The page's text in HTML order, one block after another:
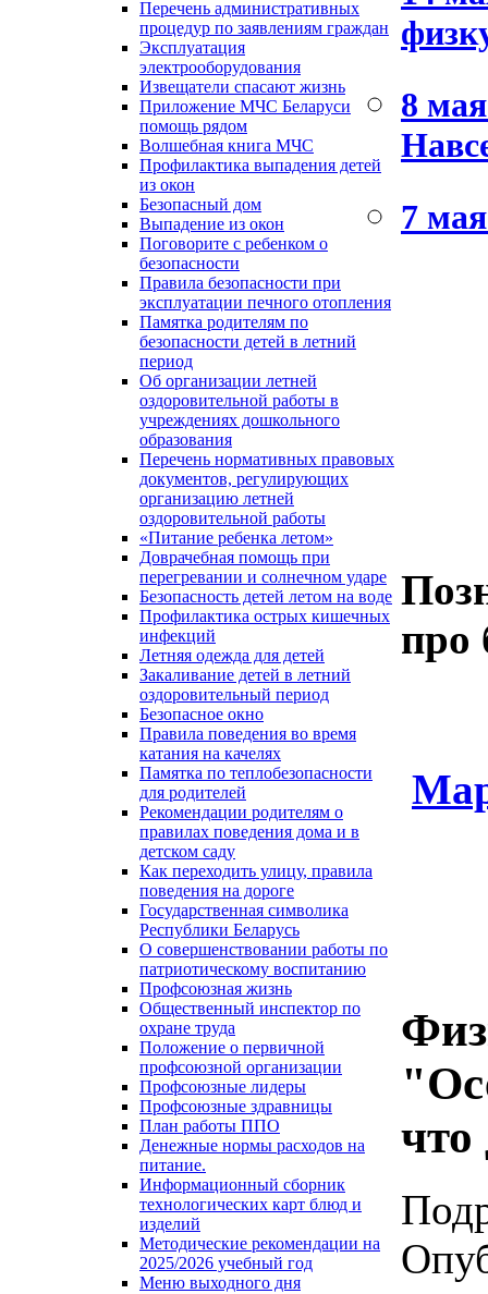
Перечень административных
процедур по заявлениям граждан
Эксплуатация
электрооборудования
Извещатели спасают жизнь
Приложение МЧС Беларуси
помощь рядом
Волшебная книга МЧС
Профилактика выпадения детей
из окон
Безопасный дом
Выпадение из окон
Поговорите с ребенком о
безопасности
Правила безопасности при
эксплуатации печного отопления
Памятка родителям по
безопасности детей в летний
период
Об организации летней
оздоровительной работы в
учреждениях дошкольного
образования
Перечень нормативных правовых
документов, регулирующих
организацию летней
оздоровительной работы
«Питание ребенка летом»
Доврачебная помощь при
перегревании и солнечном ударе
Безопасность детей летом на воде
Профилактика острых кишечных
инфекций
Летняя одежда для детей
Закаливание детей в летний
оздоровительный период
Безопасное окно
Правила поведения во время
катания на качелях
Памятка по теплобезопасности
для родителей
Рекомендации родителям о
правилах поведения дома и в
детском саду
Как переходить улицу, правила
поведения на дороге
Государственная символика
Республики Беларусь
О совершенствовании работы по
патриотическому воспитанию
Профсоюзная жизнь
Общественный инспектор по
охране труда
Положение о первичной
профсоюзной организации
Профсоюзные лидеры
Профсоюзные здравницы
План работы ППО
Денежные нормы расходов на
питание.
Информационный сборник
технологических карт блюд и
изделий
Методические рекомендации на
2025/2026 учебный год
Меню выходного дня
8
7
про
что